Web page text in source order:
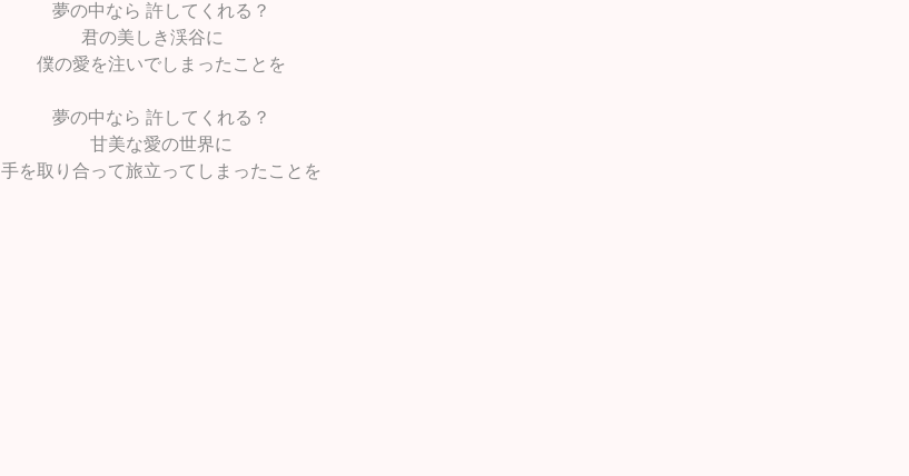
夢の中なら 許してくれる？
君の美しき渓谷に
僕の愛を注いでしまったことを
夢の中なら 許してくれる？
甘美な愛の世界に
手を取り合って旅立ってしまったことを